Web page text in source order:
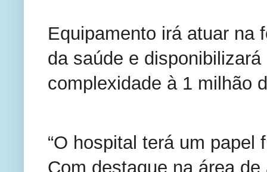
Equipamento irá atuar na
da saúde e
complexidade à 1 milhão
“O hospital terá um papel
Com destaque na área